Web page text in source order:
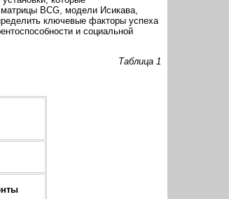
BCG, модели Исикава,
ключевые факторы успеха
и социальной
Таблица 1